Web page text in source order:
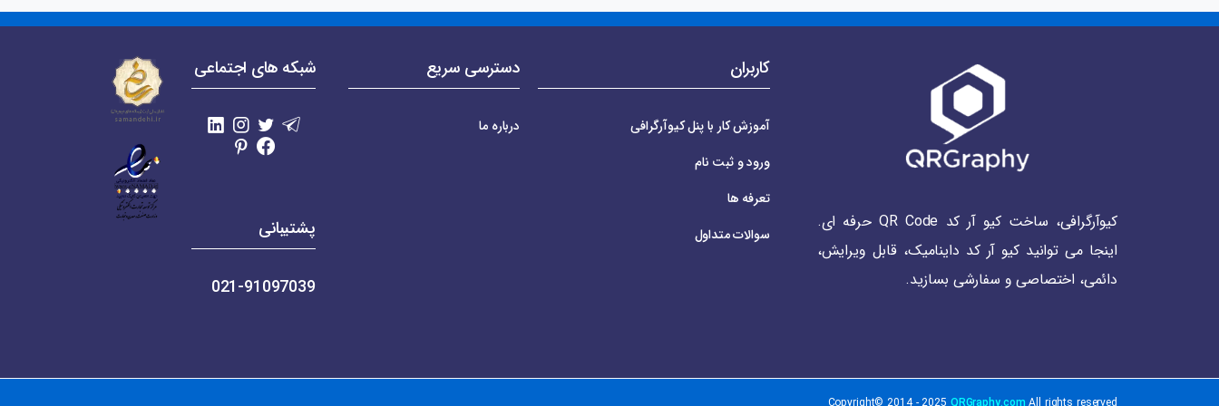
کیوآرگرافی، ساخت کیو آر کد QR Code حرفه ای.
اینجا می توانید کیو آر کد داینامیک، قابل ویرایش،
دائمی، اختصاصی و سفارشی بسازید.
کاربران
آموزش کار با پنل کیوآرگرافی
ورود و ثبت نام
تعرفه ها
سوالات متداول
دسترسی سریع
درباره ما
شبکه های اجتماعی
پشتیبانی
021-91097039